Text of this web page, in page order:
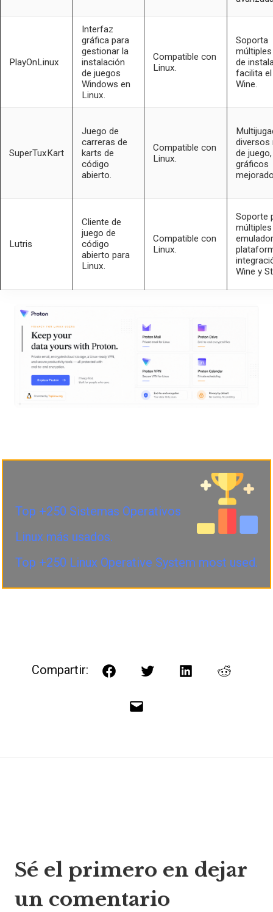
PlayOnLinux
Interfaz
gráfica para
gestionar la
instalación
de juegos
Windows en
Linux.
Compatible con
Linux.
Soporta
de
facilita
Wine.
SuperTuxKart
Juego de
carreras de
karts de
código
abierto.
Compatible con
Linux.
diversos
de juego,
gráficos
Lutris
Cliente de
juego de
código
abierto para
Linux.
Compatible con
Linux.
Soporte
múltiples
Wine y
Top +250 Sistemas Operativos
Linux más usados.
Top +250 Linux Operative System most used.
Compartir: FacebookTwitterLinkedInReddit
Correo
de
Sé el primero en dejar
un comentario